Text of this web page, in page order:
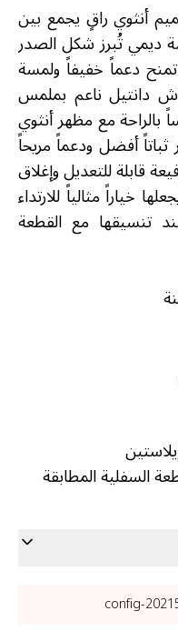
أنثوي راقٍ يجمع بين
ديمي تُبرز شكل الصدر
دعماً خفيفاً ولمسة
دانتيل ناعم بملمس
مع مظهر أنثوي
أفضل ودعماً مريحاً
قابلة للتعديل وإغلاق
خياراً مثالياً للارتداء
تنسيقها مع القطعة
السفلية المطابقة